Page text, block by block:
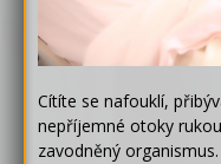
Cítíte se nafouklí,
nepříjemné otoky
zavodněný